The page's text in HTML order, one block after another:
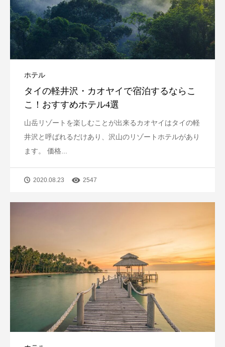
ホテル
タイの軽井沢・カオヤイで宿泊するならこ
こ！おすすめホテル4選
山岳リゾートを楽しむことが出来るカオヤイはタイの軽
井沢と呼ばれるだけあり、沢山のリゾートホテルがあり
ます。 価格...
2020.08.23 2547